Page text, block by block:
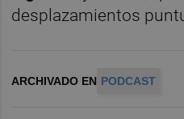
desplazamientos
ARCHIVADO EN PODCAST